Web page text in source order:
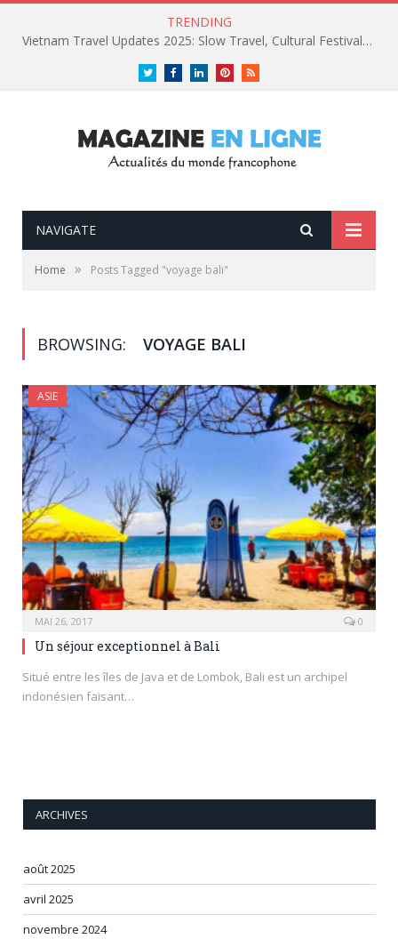
TRENDING
Vietnam Travel Updates 2025: Slow Travel, Cultural Festivals, and Luxury Retreats
TwitterFacebookLinkedInPinterestRSS
NAVIGATE
Home » Posts Tagged "voyage bali"
BROWSING: VOYAGE BALI
ASIE
MAI 26, 2017 0
Un séjour exceptionnel à Bali
Situé entre les îles de Java et de Lombok, Bali est un archipel
indonésien faisant…
ARCHIVES
août 2025
avril 2025
novembre 2024